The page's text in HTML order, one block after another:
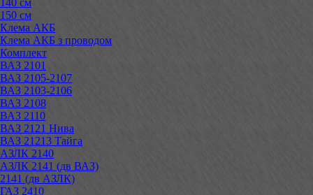
150 см
Клема АКБ
Клема АКБ з проводом
Комплект
ВАЗ 2101
ВАЗ 2105-2107
ВАЗ 2103-2106
ВАЗ 2108
ВАЗ 2110
ВАЗ 2121 Нива
ВАЗ 21213 Тайга
АЗЛК 2140
АЗЛК 2141 (дв ВАЗ)
2141 (дв АЗЛК)
ГАЗ 2410